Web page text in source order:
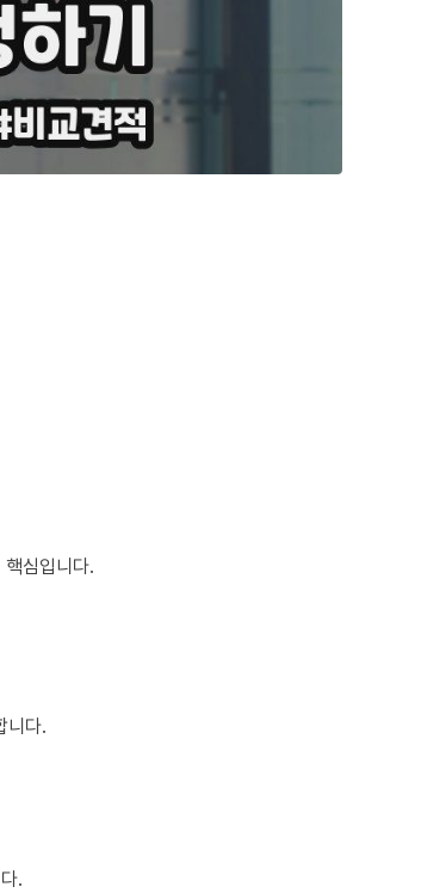
핵심입니다.
니다.
.